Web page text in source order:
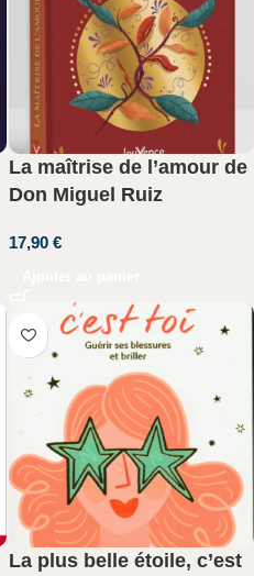
La maîtrise de l’amour de
Don Miguel Ruiz
17,90 €
La plus belle étoile, c’est